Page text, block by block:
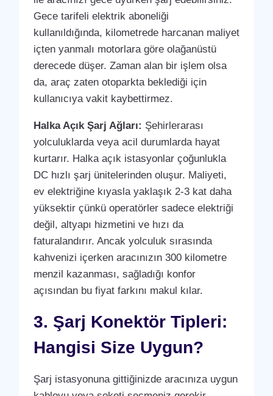
Gece tarifeli elektrik aboneliği
kullanıldığında, kilometrede harcanan maliyet
içten yanmalı motorlara göre olağanüstü
derecede düşer. Zaman alan bir işlem olsa
da, araç zaten otoparkta beklediği için
kullanıcıya vakit kaybettirmez.
Halka Açık Şarj Ağları: Şehirlerarası
yolculuklarda veya acil durumlarda hayat
kurtarır. Halka açık istasyonlar çoğunlukla
DC hızlı şarj ünitelerinden oluşur. Maliyeti,
ev elektriğine kıyasla yaklaşık 2-3 kat daha
yüksektir çünkü operatörler sadece elektriği
değil, altyapı hizmetini ve hızı da
faturalandırır. Ancak yolculuk sırasında
kahvenizi içerken aracınızın 300 kilometre
menzil kazanması, sağladığı konfor
açısından bu fiyat farkını makul kılar.
3. Şarj Konektör Tipleri:
Hangisi Size Uygun?
Şarj istasyonuna gittiğinizde aracınıza uygun